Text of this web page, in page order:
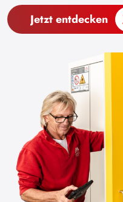
Jetzt entdecken